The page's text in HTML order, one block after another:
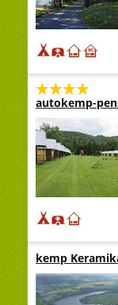
autokemp-
kemp